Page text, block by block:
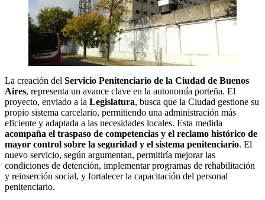
La creación del Servicio Penitenciario de la Ciudad de Buenos
Aires, representa un avance clave en la autonomía porteña. El
proyecto, enviado a la Legislatura, busca que la Ciudad gestione su
propio sistema carcelario, permitiendo una administración más
eficiente y adaptada a las necesidades locales. Esta medida
acompaña el traspaso de competencias y el reclamo histórico de
mayor control sobre la seguridad y el sistema penitenciario. El
nuevo servicio, según argumentan, permitiría mejorar las
condiciones de detención, implementar programas de rehabilitación
y reinserción social, y fortalecer la capacitación del personal
penitenciario.